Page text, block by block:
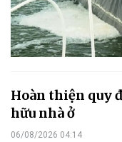
Hoàn thiện quy
hữu nhà ở
06/08/2026 04:14